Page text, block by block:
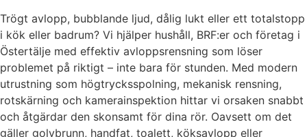
Trögt avlopp, bubblande ljud, dålig lukt eller ett totalstopp
i kök eller badrum? Vi hjälper hushåll, BRF:er och företag i
Östertälje med effektiv avloppsrensning som löser
problemet på riktigt – inte bara för stunden. Med modern
utrustning som högtrycksspolning, mekanisk rensning,
rotskärning och kamerainspektion hittar vi orsaken snabbt
och åtgärdar den skonsamt för dina rör. Oavsett om det
gäller golvbrunn, handfat, toalett, köksavlopp eller